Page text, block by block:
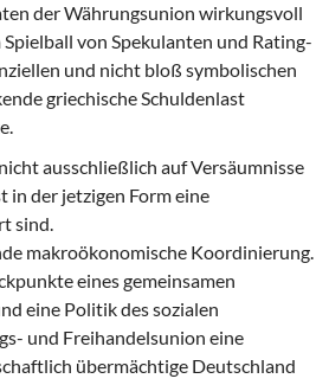
der Währungsunion wirkungsvoll
von Spekulanten und Rating-
und nicht bloß symbolischen
griechische Schuldenlast
ausschließlich auf Versäumnisse
in der jetzigen Form eine
sind.
makroökonomische Koordinierung.
eines gemeinsamen
eine Politik des sozialen
und Freihandelsunion eine
übermächtige Deutschland